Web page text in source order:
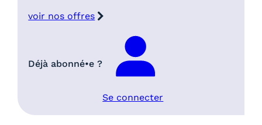
voir nos offres
Déjà abonné•e ?
Se connecter